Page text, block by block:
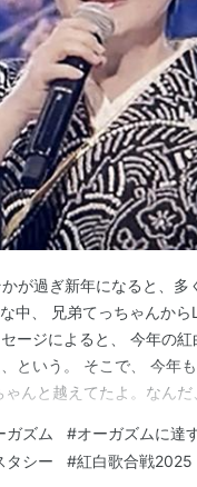
が過ぎ新年になると、多
中、 兄弟てっちゃんから
ージによると、 今年の紅
という。 そこで、 今年
んと越えてたよ。なん
なかった。 👆 ああ、来る
ガズム #オーガズムに達
タシー #紅白歌合戦2025